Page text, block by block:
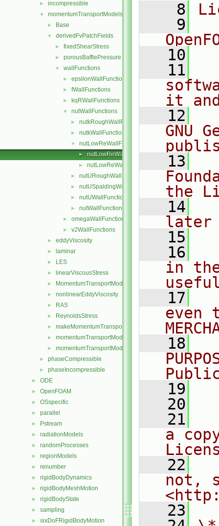
► incompressible
▼ momentumTransportModels
► Base
▼ derivedFvPatchFields
► fixedShearStress
► porousBafflePressure
▼ wallFunctions
► epsilonWallFunctions
► fWallFunctions
► kqRWallFunctions
▼ nutWallFunctions
► nutkRoughWallFunction
► nutkWallFunction
▼ nutLowReWallFunction
► nutLowReWallFunctionFvPatchScalarField.C
► nutLowReWallFunctionFvPatchScalarField.H
► nutURoughWallFunction
► nutUSpaldingWallFunction
► nutUWallFunction
► nutWallFunction
► omegaWallFunctions
► v2WallFunctions
► eddyViscosity
► laminar
► LES
► linearViscousStress
► MomentumTransportModel
► nonlinearEddyViscosity
► RAS
► ReynoldsStress
► makeMomentumTransportModel.H
► momentumTransportModel.C
► momentumTransportModel.H
► phaseCompressible
► phaseIncompressible
► ODE
► OpenFOAM
► OSspecific
► parallel
► Pstream
► radiationModels
► randomProcesses
► regionModels
► renumber
► rigidBodyDynamics
► rigidBodyMeshMotion
► rigidBodyState
► sampling
► sixDoFRigidBodyMotion
    8
    9
   10
   11
it
   12
GNU
   13
the
   14
later
   15
   16
in
   17
even
   18
   19
   20
   21
a
   22
not,
   23